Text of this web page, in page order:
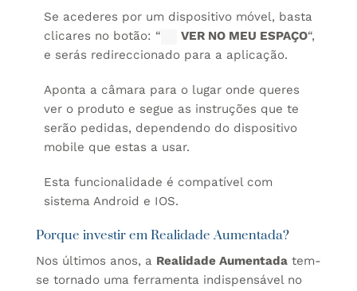
Se acederes por um dispositivo móvel, basta
clicares no botão: “
VER NO MEU ESPAÇO“,
e serás redireccionado para a aplicação.
Aponta a câmara para o lugar onde queres
ver o produto e segue as instruções que te
serão pedidas, dependendo do dispositivo
mobile que estas a usar.
Esta funcionalidade é compatível com
sistema Android e IOS.
Porque investir em Realidade Aumentada?
Nos últimos anos, a Realidade Aumentada tem-
se tornado uma ferramenta indispensável no